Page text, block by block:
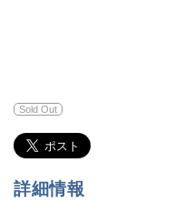
Sold Out
詳細情報